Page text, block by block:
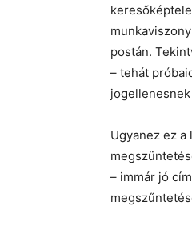
postán.
– tehát
Ugyanez ez
– immár jó